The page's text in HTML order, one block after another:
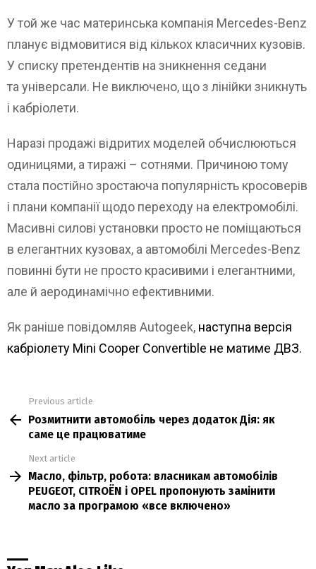
У той же час материнська компанія Mercedes-Benz
планує відмовитися від кількох класичних кузовів.
У списку претендентів на зникнення седани
та універсали. Не виключено, що з лінійки зникнуть
і кабріолети.
Наразі продажі відритих моделей обчислюються
одиницями, а тиражі – сотнями. Причиною тому
стала постійно зростаюча популярність кросоверів
і плани компанії щодо переходу на електромобілі.
Масивні силові установки просто не поміщаються
в елегантних кузовах, а автомобілі Mercedes-Benz
повинні бути не просто красивими і елегантними,
але й аеродинамічно ефективними.
Як раніше повідомляв Autogeek, наступна версія
кабріолету Mini Cooper Convertible не матиме ДВЗ.
more
Previous article
Розмитнити автомобіль через додаток Дія: як
саме це працюватиме
Next article
Масло, фільтр, робота: власникам автомобілів
PEUGEOT, CITROЁN і OPEL пропонують замінити
масло за програмою «все включено»